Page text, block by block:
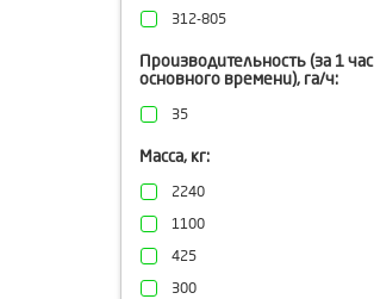
312-805
Производительность (за 1 час
основного времени), га/ч:
35
Масса, кг:
2240
1100
425
300